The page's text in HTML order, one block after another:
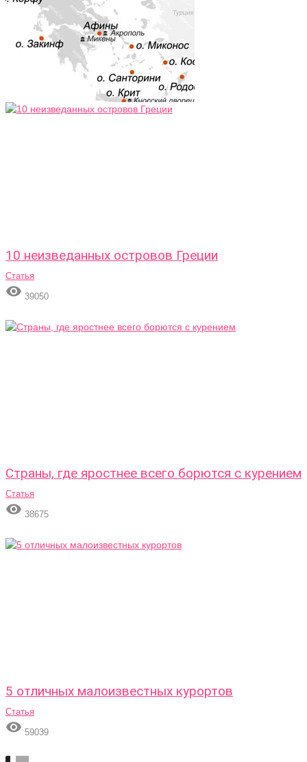
10 неизведанных островов Греции
Статья
 39050
Страны, где яростнее всего борются с курением
Статья
 38675
5 отличных малоизвестных курортов
Статья
 59039